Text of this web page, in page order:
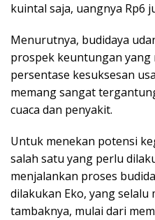
kuintal saja, uangnya Rp6
Menurutnya, budidaya
prospek keuntungan yang
persentase kesuksesan
memang sangat
cuaca dan penyakit.
Untuk menekan potensi
salah satu yang perlu
menjalankan proses
dilakukan Eko, yang selalu
tambaknya, mulai dari